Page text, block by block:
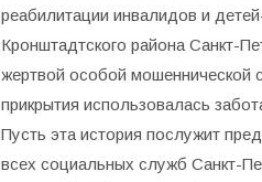
реабилитации инвалидов и
Кронштадтского района Санкт-
жертвой особой мошеннической
прикрытия использовалась
Пусть эта история послужит
всех социальных служб Санкт-